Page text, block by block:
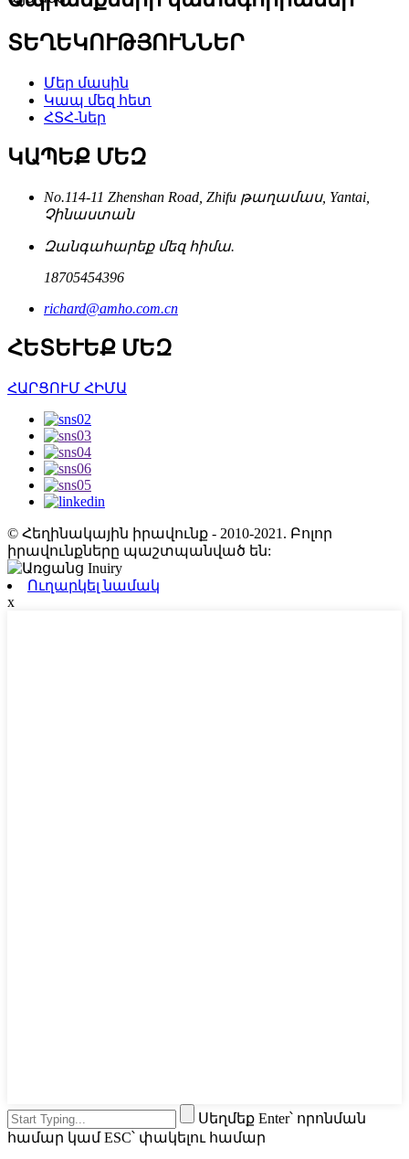
ՏԵՂԵԿՈՒԹՅՈՒՆՆԵՐ
Մեր մասին
Կապ մեզ հետ
ՀՏՀ-ներ
ԿԱՊԵՔ ՄԵԶ
No.114-11 Zhenshan Road, Zhifu թաղամաս, Yantai,
Չինաստան
Զանգահարեք մեզ հիմա.
18705454396
richard@amho.com.cn
ՀԵՏԵՒԵՔ ՄԵԶ
ՀԱՐՑՈՒՄ ՀԻՄԱ
© Հեղինակային իրավունք - 2010-2021. Բոլոր
իրավունքները պաշտպանված են:
Ուղարկել նամակ
x
Սեղմեք Enter՝ որոնման
համար կամ ESC՝ փակելու համար